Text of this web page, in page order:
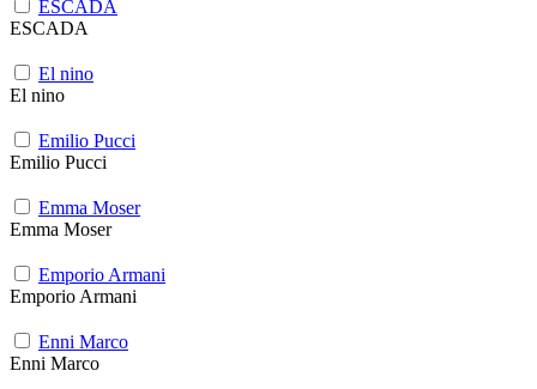
ESCADA
ESCADA
El nino
El nino
Emilio Pucci
Emilio Pucci
Emma Moser
Emma Moser
Emporio Armani
Emporio Armani
Enni Marco
Enni Marco